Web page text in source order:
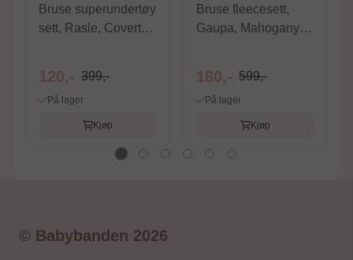
Bruse superundertøy
sett, Rasle, Covert
120,- 399,-
På lager
Kjøp
Bruse fleecesett,
Gaupa, Mahogany
180,- 599,-
På lager
Kjøp
© Babybanden 2026